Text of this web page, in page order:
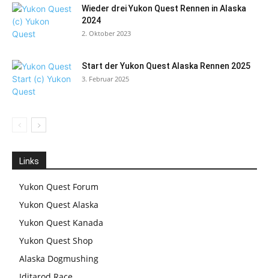
Wieder drei Yukon Quest Rennen in Alaska
2024
2. Oktober 2023
Start der Yukon Quest Alaska Rennen 2025
3. Februar 2025
Links
Yukon Quest Forum
Yukon Quest Alaska
Yukon Quest Kanada
Yukon Quest Shop
Alaska Dogmushing